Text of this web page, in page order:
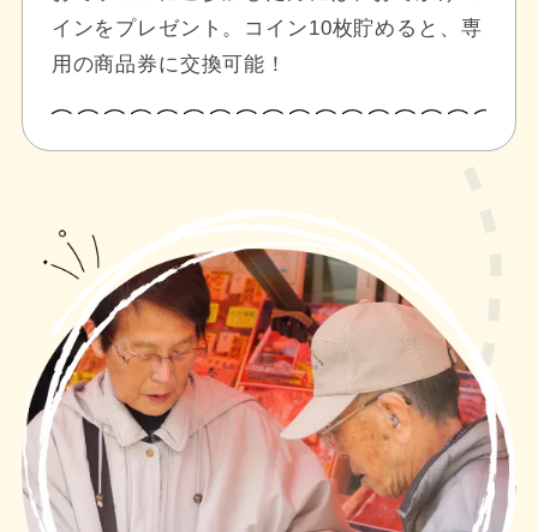
インをプレゼント。コイン10枚貯めると、専
用の商品券に交換可能！